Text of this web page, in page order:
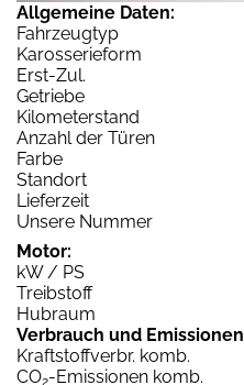
Allgemeine Daten:
Fahrzeugtyp
Karosserieform
Erst-Zul.
Getriebe
Kilometerstand
Anzahl der Türen
Farbe
Standort
Lieferzeit
Unsere Nummer
Motor:
kW / PS
Treibstoff
Hubraum
Verbrauch und
Kraftstoffverbr. komb.
CO2-Emissionen komb.